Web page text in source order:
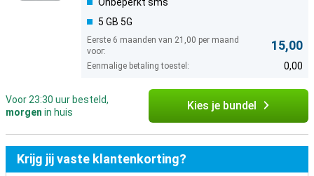
5 GB 5G
Eerste 6 maanden van 21,00 per maand
voor:
15,00
Eenmalige betaling toestel: 0,00
Voor 23:30 uur besteld,
morgen in huis Kies je bundel
Krijg jij vaste klantenkorting?